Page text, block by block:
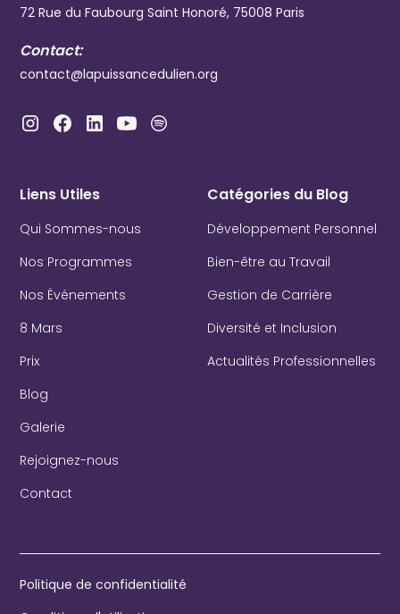
72 Rue du Faubourg Saint Honoré, 75008 Paris
Contact:
contact@lapuissancedulien.org
Liens Utiles
Qui Sommes-nous
Nos Programmes
Nos Événements
8 Mars
Prix
Blog
Galerie
Rejoignez-nous
Contact
Catégories du Blog
Développement Personnel
Bien-être au Travail
Gestion de Carrière
Diversité et Inclusion
Actualités Professionnelles
Politique de confidentialité